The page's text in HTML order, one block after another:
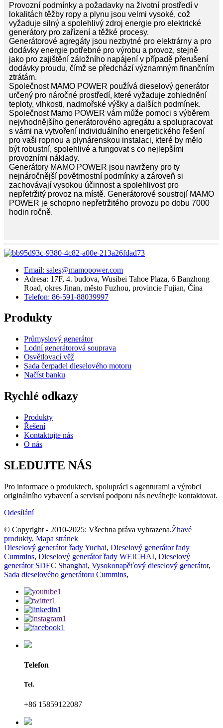
Provozní podmínky a požadavky na životní prostředí v
lokalitách těžby ropy a plynu jsou velmi vysoké, což
vyžaduje silný a spolehlivý zdroj energie pro elektrické
generátory pro zařízení a těžké procesy.
Generátorové agregáty jsou nezbytné pro elektrárny a pro
dodávky energie potřebné pro výrobu a provoz, stejně
jako pro zajištění záložního napájení v případě přerušení
dodávky proudu, čímž se předchází významným finančním
ztrátám.
Společnost MAMO POWER používá dieselový generátor
určený pro náročné prostředí, které vyžaduje zohlednění
teploty, vlhkosti, nadmořské výšky a dalších podmínek.
Společnost Mamo POWER vám může pomoci s výběrem
nejvhodnějšího generátorového agregátu a spolupracovat
s vámi na vytvoření individuálního energetického řešení
pro vaši ropnou a plynárenskou instalaci, které by mělo
být robustní, spolehlivé a fungovat s co nejlepšími
provozními náklady.
Generátory MAMO POWER jsou navrženy pro ty
nejnáročnější povětrnostní podmínky a zároveň si
zachovávají vysokou účinnost a spolehlivost pro
nepřetržitý provoz na místě. Generátorové soustrojí MAMO
POWER je schopno nepřetržitého provozu po dobu 7000
hodin ročně.
Email: sales@mamopower.com
Adresa: 17F, 4. budova, Wusibei Tahoe Plaza, 6 Banzhong
Road, okres Jinan, město Fuzhou, provincie Fujian, Čína
Telefon: 86-591-88039997
Produkty
Průmyslový generátor
Lodní generátorová souprava
Osvětlovací věž
Sada čerpadel dieselového motoru
Načíst banku
Rychlé odkazy
Produkty
Řešení
Kontaktujte nás
O nás
SLEDUJTE NÁS
Pro informace o produktech, spolupráci s agenturami a výrobci
originálního vybavení a servisní podporu nás neváhejte kontaktovat.
Odesílání
© Copyright - 2010-2025: Všechna práva vyhrazena.Žhavé
produkty, Mapa stránek
Dieselový generátor řady Yuchai, Dieselový generátor řady
Cummins, Dieselový generátor řady WEICHAI, Dieselový
generátor SDEC Shanghai, Vysokonapěťový dieselový generátor,
Sada dieselového generátoru Cummins,
Telefon
Tel.
+86 15859122087